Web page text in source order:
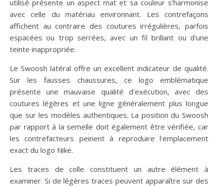
utilisé présente un aspect mat et sa couleur s'harmonise
avec celle du matériau environnant. Les contrefaçons
affichent au contraire des coutures irrégulières, parfois
espacées ou trop serrées, avec un fil brillant ou d'une
teinte inappropriée.
Le Swoosh latéral offre un excellent indicateur de qualité.
Sur les fausses chaussures, ce logo emblématique
présente une mauvaise qualité d'exécution, avec des
coutures légères et une ligne généralement plus longue
que sur les modèles authentiques. La position du Swoosh
par rapport à la semelle doit également être vérifiée, car
les contrefacteurs peinent à reproduire l'emplacement
exact du logo Nike.
Les traces de colle constituent un autre élément à
examiner. Si de légères traces peuvent apparaître sur des